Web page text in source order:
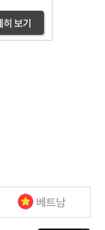
베트남